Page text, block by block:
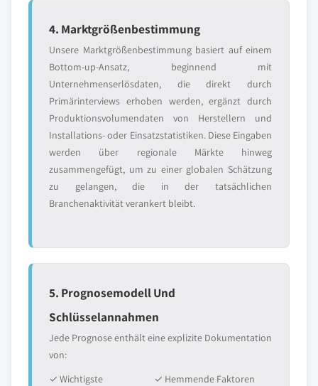
4. Marktgrößenbestimmung
Unsere Marktgrößenbestimmung basiert auf einem
Bottom-up-Ansatz, beginnend mit
Unternehmenserlösdaten, die direkt durch
Primärinterviews erhoben werden, ergänzt durch
Produktionsvolumendaten von Herstellern und
Installations- oder Einsatzstatistiken. Diese Eingaben
werden über regionale Märkte hinweg
zusammengefügt, um zu einer globalen Schätzung
zu gelangen, die in der tatsächlichen
Branchenaktivität verankert bleibt.
5. Prognosemodell Und
Schlüsselannahmen
Jede Prognose enthält eine explizite Dokumentation
von:
✓ Wichtigste
✓ Hemmende Faktoren